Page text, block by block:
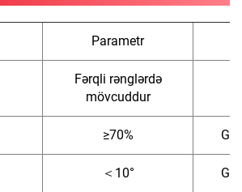
Parametr
Fərqli rənglərdə
mövcuddur
≥70%
＜10°